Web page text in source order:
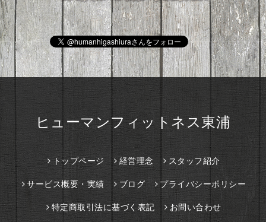
ヒューマンフィットネス東浦
トップページ 経営理念 スタッフ紹介
サービス概要・実績 ブログ プライバシーポリシー
特定商取引法に基づく表記 お問い合わせ